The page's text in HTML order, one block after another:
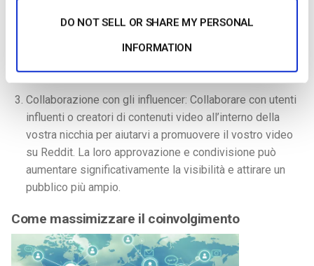
DO NOT SELL OR SHARE MY PERSONAL
INFORMATION
presenza sui social media o altre piattaforme online per
promuovere il vostro post video su Reddit. Condividete
e a votare il vostro post.
Collaborazione con gli influencer: Collaborare con utenti
influenti o creatori di contenuti video all’interno della
vostra nicchia per aiutarvi a promuovere il vostro video
su Reddit. La loro approvazione e condivisione può
aumentare significativamente la visibilità e attirare un
pubblico più ampio.
Come massimizzare il coinvolgimento